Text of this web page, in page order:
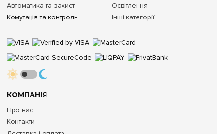
КОМПАНІЯ
Про нас
Контакти
Автоматика та захист
Комутація та контроль
Освітлення
Інші категорії